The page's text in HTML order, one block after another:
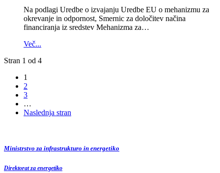
Na podlagi Uredbe o izvajanju Uredbe EU o mehanizmu za
okrevanje in odpornost, Smernic za določitev načina
financiranja iz sredstev Mehanizma za…
Več...
Stran 1 od 4
1
2
3
…
Naslednja stran
Ministrstvo za infrastrukturo in energetiko
Direktorat za energetiko